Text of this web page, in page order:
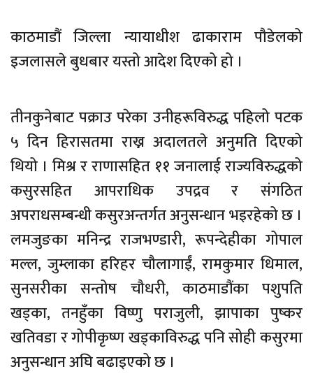
काठमाडौं जिल्ला न्यायाधीश ढाकाराम पौडेलको
इजलासले बुधबार यस्तो आदेश दिएको हो ।
तीनकुनेबाट पक्राउ परेका उनीहरूविरुद्ध पहिलो पटक
५ दिन हिरासतमा राख्न अदालतले अनुमति दिएको
थियो । मिश्र र राणासहित ११ जनालाई राज्यविरुद्धको
कसुरसहित आपराधिक उपद्रव र संगठित
अपराधसम्बन्धी कसुरअन्तर्गत अनुसन्धान भइरहेको छ ।
लमजुङका मनिन्द्र राजभण्डारी, रूपन्देहीका गोपाल
मल्ल, जुम्लाका हरिहर चौलागाईं, रामकुमार धिमाल,
सुनसरीका सन्तोष चौधरी, काठमाडौंका पशुपति
खड्का, तनहुँका विष्णु पराजुली, झापाका पुष्कर
खतिवडा र गोपीकृष्ण खड्काविरुद्ध पनि सोही कसुरमा
अनुसन्धान अघि बढाइएको छ ।